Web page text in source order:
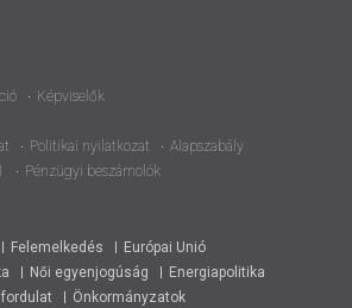
Képviselők
Politikai nyilatkozat
Alapszabály
Pénzügyi beszámolók
Felemelkedés
Európai Unió
Női egyenjogúság
Energiapolitika
Önkormányzatok